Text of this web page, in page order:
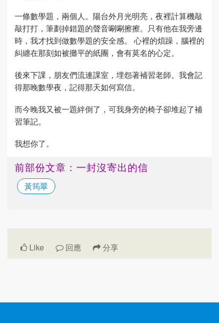
一條數學題，兩個人。陽台外月光明亮，夜裡計算機敲
敲打打，筆劃掉錯題的聲音唰唰擦擦。只有他在我旁邊
時，我才找到做數學題的安全感。 心裡的煩躁，腦裡的
糾纏在那刻如被攤平的紙團，會有莫名的心定。
後來下課，朋友們流連課室，埋怨著補習老師。我會記
得那晚數學夜，記得那天如何寫信。
而今晚我又被一題絆倒了，可我身旁的椅子卻堆起了補
習筆記。
我想你了。
前部份文章：一封沒寄出的信
黃筠翠
Like 回應 分享